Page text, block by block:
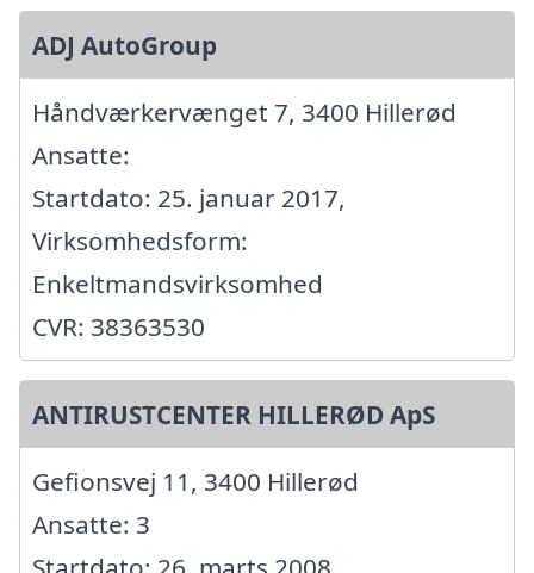
ADJ AutoGroup
Håndværkervænget 7, 3400 Hillerød
Ansatte:
Startdato: 25. januar 2017,
Virksomhedsform:
Enkeltmandsvirksomhed
CVR: 38363530
ANTIRUSTCENTER HILLERØD ApS
Gefionsvej 11, 3400 Hillerød
Ansatte: 3